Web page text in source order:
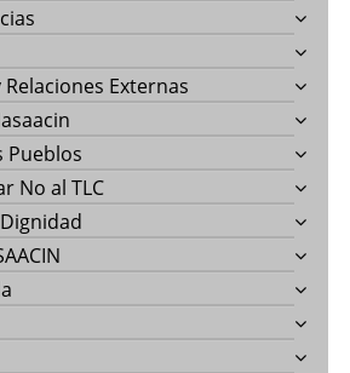
Externas
Pueblos
No al TLC